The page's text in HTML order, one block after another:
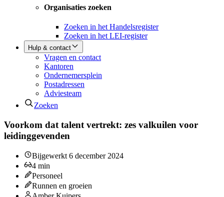
Organisaties zoeken
Zoeken in het Handelsregister
Zoeken in het LEI-register
Hulp & contact
Vragen en contact
Kantoren
Ondernemersplein
Postadressen
Adviesteam
Zoeken
Voorkom dat talent vertrekt: zes valkuilen voor
leidinggevenden
Bijgewerkt 6 december 2024
4 min
Personeel
Runnen en groeien